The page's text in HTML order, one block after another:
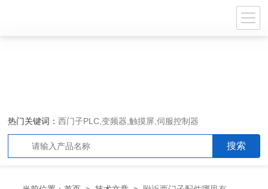
热门关键词：西门子PLC,变频器,触摸屏,伺服控制器